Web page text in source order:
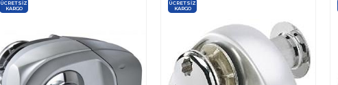
ÜCRETSIZ
KARGO
ÜCRETSIZ
KARGO